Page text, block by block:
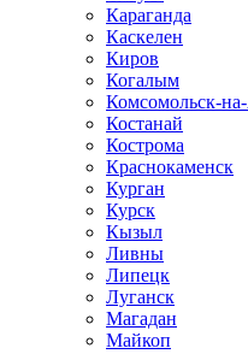
Караганда
Каскелен
Киров
Когалым
Комсомольск-
Костанай
Кострома
Краснокаменск
Курган
Курск
Кызыл
Ливны
Липецк
Луганск
Магадан
Майкоп